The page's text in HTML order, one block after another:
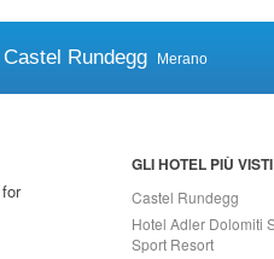
Castel Rundegg Merano
GLI HOTEL PIÙ VISTI
Castel Rundegg
Hotel Adler Dolomiti
Sport Resort